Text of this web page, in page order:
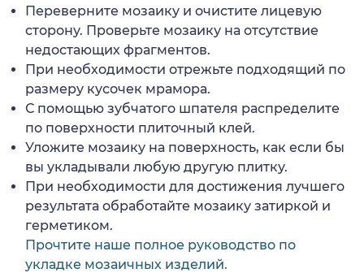
Переверните мозаику и очистите лицевую
сторону. Проверьте мозаику на отсутствие
недостающих фрагментов.
При необходимости отрежьте подходящий по
размеру кусочек мрамора.
С помощью зубчатого шпателя распределите
по поверхности плиточный клей.
Уложите мозаику на поверхность, как если бы
вы укладывали любую другую плитку.
При необходимости для достижения лучшего
результата обработайте мозаику затиркой и
герметиком.
Прочтите наше полное руководство по
укладке мозаичных изделий.